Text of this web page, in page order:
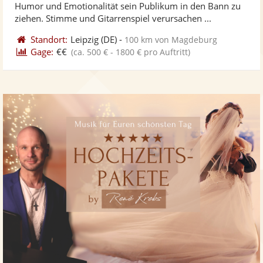
Humor und Emotionalität sein Publikum in den Bann zu
ziehen. Stimme und Gitarrenspiel verursachen ...
Standort: Leipzig (DE) - 100 km von Magdeburg
Gage: €€ (ca. 500 € - 1800 € pro Auftritt)